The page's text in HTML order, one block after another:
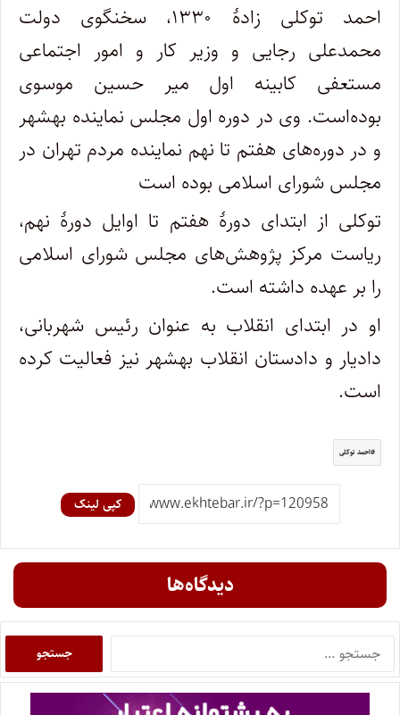
احمد توکلی زادهٔ ۱۳۳۰، سخنگوی دولت
محمدعلی رجایی و وزیر کار و امور اجتماعی
مستعفی کابینه اول میر حسین موسوی
بوده‌است. وی در دوره اول مجلس نماینده بهشهر
و در دوره‌های هفتم تا نهم نماینده مردم تهران در
مجلس شورای اسلامی بوده است
توکلی از ابتدای دورهٔ هفتم تا اوایل دورهٔ نهم،
ریاست مرکز پژوهش‌های مجلس شورای اسلامی
را بر عهده داشته‌ است.
او در ابتدای انقلاب به عنوان رئیس شهربانی،
دادیار و دادستان انقلاب بهشهر نیز فعالیت کرده
است.
احمد توکلی
کپی لینک
دیدگاه‌ها